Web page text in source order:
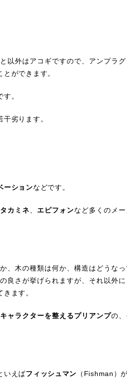
以外はアコギですので、アンプラ
ができます。
。
劣ります。
ーションなどです。
タカミネ エピフォンなど多くのメ
、木の種類は何か、構造はどうなっ
良さが挙げられますが、それ以外に
ます。
ャラクターを整えるプリアンプの
いえばフィッシュマン （Fishman）